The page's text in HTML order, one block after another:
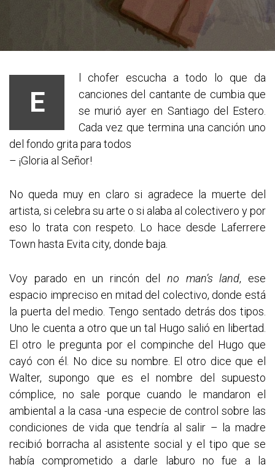
E
l chofer escucha a todo lo que da
canciones del cantante de cumbia que
se murió ayer en Santiago del Estero.
Cada vez que termina una canción uno
del fondo grita para todos
– ¡Gloria al Señor!
No queda muy en claro si agradece la muerte del
artista, si celebra su arte o si alaba al colectivero y por
eso lo trata con respeto. Lo hace desde Laferrere
Town hasta Evita city, donde baja.
Voy parado en un rincón del no man’s land, ese
espacio impreciso en mitad del colectivo, donde está
la puerta del medio. Tengo sentado detrás dos tipos.
Uno le cuenta a otro que un tal Hugo salió en libertad.
El otro le pregunta por el compinche del Hugo que
cayó con él. No dice su nombre. El otro dice que el
Walter, supongo que es el nombre del supuesto
cómplice, no sale porque cuando le mandaron el
ambiental a la casa -una especie de control sobre las
condiciones de vida que tendría al salir – la madre
recibió borracha al asistente social y el tipo que se
había comprometido a darle laburo no fue a la